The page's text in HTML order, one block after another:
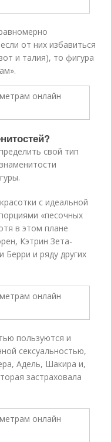
от них избавиться
и талия), то фигура
свой тип
с идеальной
«песочных
в этом плане
Кэтрин Зета-
и ряду других
пользуются и
сексуальностью,
Адель, Шакира и,
застраховала